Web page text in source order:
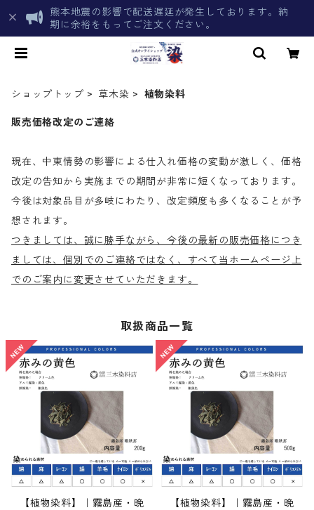
熊本地震の影響で配送遅延が発生しております。納
期に余裕をもってご注文ください。
ショップトップ 草木染 植物染料
販売価格改定のご連絡
現在、中東情勢の影響による仕入れ価格の変動が激しく、価格
改定の告知から実施までの期間が非常に短くなっております。
今後は対象品目が多岐にわたり、改定頻度も多くなることが予
想されます。
つきましては、誠に勝手ながら、今後の最新の販売価格につき
ましては、個別でのご連絡ではなく、すべて当ホームページ上
でのご案内に変更させていただきます。
取扱商品一覧
【植物染料】｜霧島産・晩
【植物染料】｜霧島産・晩